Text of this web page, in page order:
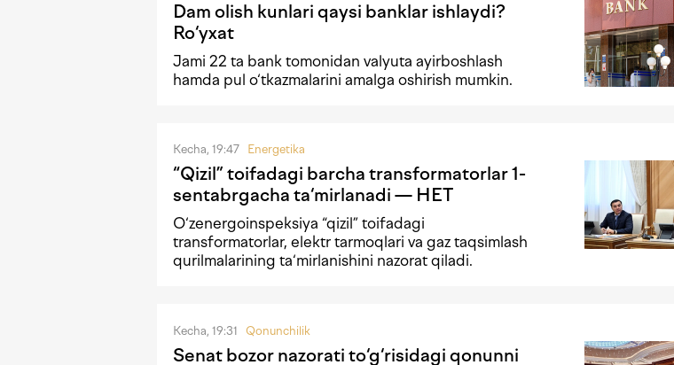
Dam olish kunlari qaysi banklar ishlaydi?
Ro‘yxat
Jami 22 ta bank tomonidan valyuta ayirboshlash
hamda pul o‘tkazmalarini amalga oshirish mumkin.
Kecha, 19:47 Energetika
“Qizil” toifadagi barcha transformatorlar 1-
sentabrgacha ta‘mirlanadi — HET
O‘zenergoinspeksiya “qizil” toifadagi
transformatorlar, elektr tarmoqlari va gaz taqsimlash
qurilmalarining ta‘mirlanishini nazorat qiladi.
Kecha, 19:31 Qonunchilik
Senat bozor nazorati to‘g‘risidagi qonunni